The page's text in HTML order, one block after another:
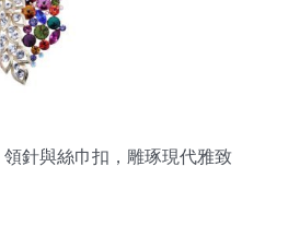
針與絲巾扣，雕琢現代雅致